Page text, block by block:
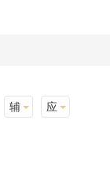
辅助产品与材料 应用终端